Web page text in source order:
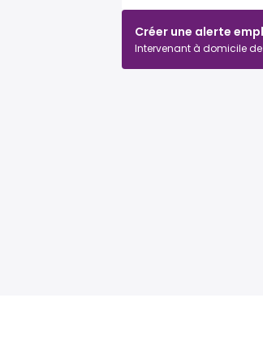
Créer une alerte
Intervenant à domicile de